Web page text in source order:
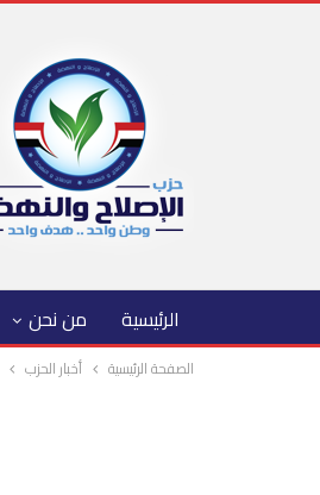
الرئيسية من نحن
الصفحة الرئيسية أخبار الحزب